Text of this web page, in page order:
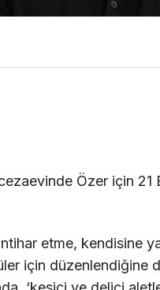
Özer için 21
etme, kendisine
için düzenlendiğine